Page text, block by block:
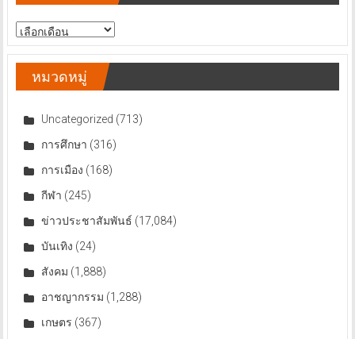
สารบัญ
ข่าว
หมวดหมู่
Uncategorized (713)
การศึกษา (316)
การเมือง (168)
กีฬา (245)
ข่าวประชาสัมพันธ์ (17,084)
บันเทิง (24)
สังคม (1,888)
อาชญากรรม (1,288)
เกษตร (367)